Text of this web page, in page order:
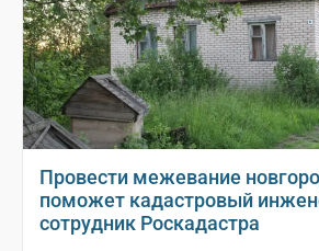
Провести межевание
поможет кадастровый
сотрудник Роскадастра